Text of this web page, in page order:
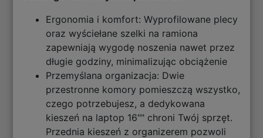
Ergonomia i komfort: Wyprofilowane plecy
oraz wyściełane szelki na ramiona
zapewniają wygodę noszenia nawet przez
długie godziny, minimalizując obciążenie
Przemyślana organizacja: Dwie
przestronne komory pomieszczą wszystko,
czego potrzebujesz, a dedykowana
kieszeń na laptop 16"" chroni Twój sprzęt.
Przednia kieszeń z organizerem pozwoli